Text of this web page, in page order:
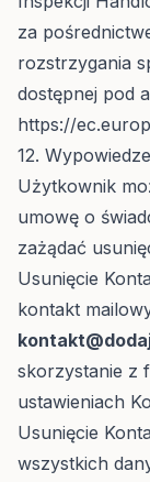
za
rozstrzygania
dostępnej pod
https://
12.
Użytkownik
umowę o
zażądać
Usunięcie
kontakt
skorzystanie z
ustawieniach
Usunięcie
wszystkich